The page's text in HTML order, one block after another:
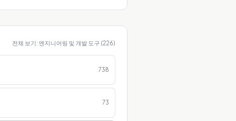
전체 보기: 엔지니어링 및 개발 도구 (226)
738
73